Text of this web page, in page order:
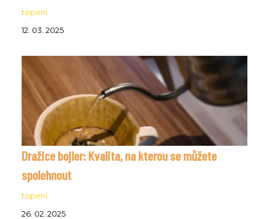
topení
12. 03. 2025
Dražice bojler: Kvalita, na kterou se můžete
spolehnout
topení
26. 02. 2025